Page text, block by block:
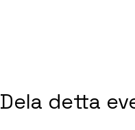
Dela detta